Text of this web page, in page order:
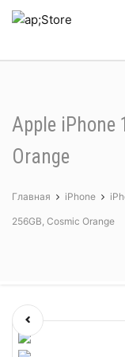
Apple iPhone
Orange
Главная iPhone
256GB, Cosmic Orange